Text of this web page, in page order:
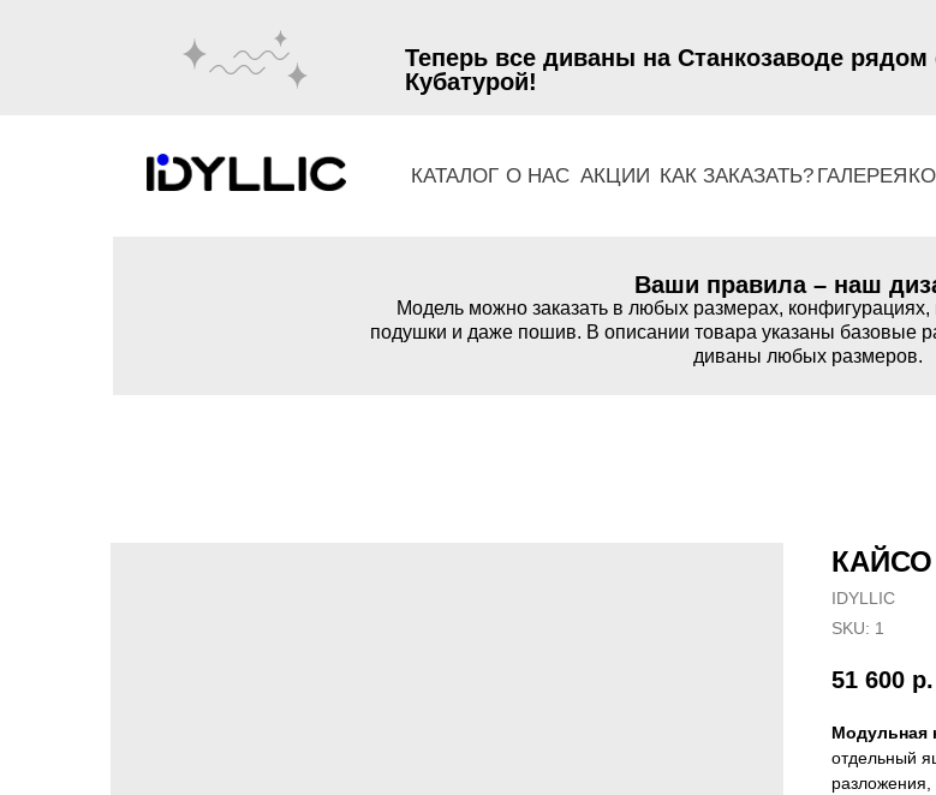
Теперь все диваны на Станкозаводе рядом
Кубатурой!
КАТАЛОГ О НАС АКЦИИ КАК ЗАКАЗАТЬ? ГАЛЕРЕЯ
Ваши правила – наш
Модель можно заказать в любых размерах,
подушки и даже пошив. В описании товара указаны базовые
диваны любых размеров.
КАЙСО
IDYLLIC
SKU: 1
51 600 р.
Модульная
отдельный